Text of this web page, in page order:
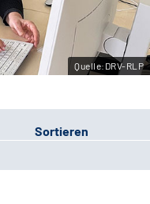
Quelle:DRV-RLP
Sortieren